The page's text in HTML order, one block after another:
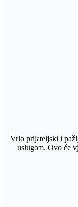
Vrlo prijateljski i
uslugom. Ovo će